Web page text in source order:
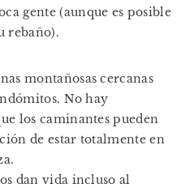
gente (aunque es posible
rebaño).
montañosas cercanas
No hay
los caminantes pueden
de estar totalmente en
dan vida incluso al